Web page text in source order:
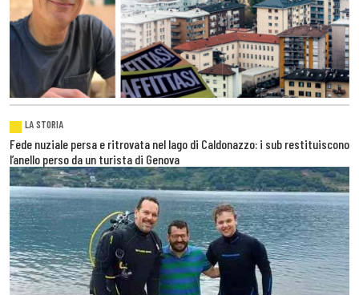
LA STORIA
Fede nuziale persa e ritrovata nel lago di Caldonazzo: i sub restituiscono
l’anello perso da un turista di Genova